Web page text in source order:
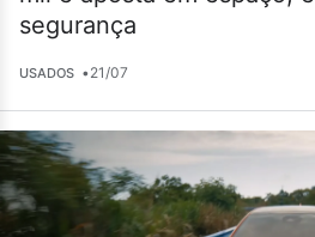
segurança
USADOS •21/07